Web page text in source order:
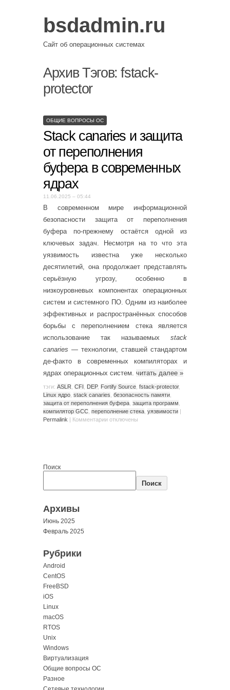
bsdadmin.ru
Сайт об операционных системах
Архив Тэгов:fstack-
protector
ОБЩИЕ ВОПРОСЫ ОС
Stack canaries и защита
от переполнения
буфера в современных
ядрах
11.06.2025 – 05:44
В современном мире информационной
безопасности защита от переполнения
буфера по-прежнему остаётся одной из
ключевых задач. Несмотря на то что эта
уязвимость известна уже несколько
десятилетий, она продолжает представлять
серьёзную угрозу, особенно в
низкоуровневых компонентах операционных
систем и системного ПО. Одним из наиболее
эффективных и распространённых способов
борьбы с переполнением стека является
использование так называемых stack
canaries — технологии, ставшей стандартом
де-факто в современных компиляторах и
ядрах операционных систем. читать далее »
тэги: ASLR CFI DEP, Fortify Source fstack-protector,
Linux ядро stack canaries безопасность памяти
защита от переполнения буфера защита программ
компилятор GCC переполнение стека уязвимости |
Permalink | Комментарии отключены
Поиск
Поиск
Архивы
Июнь 2025
Февраль 2025
Рубрики
Android
CentOS
FreeBSD
iOS
Linux
macOS
RTOS
Unix
Windows
Виртуализация
Общие вопросы ОС
Разное